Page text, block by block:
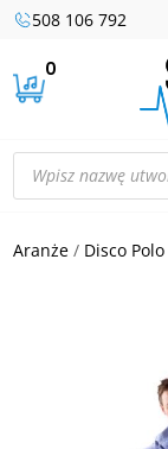
508 106 792
0
Wyszukiwarka
produktów
Aranże / Disco Polo